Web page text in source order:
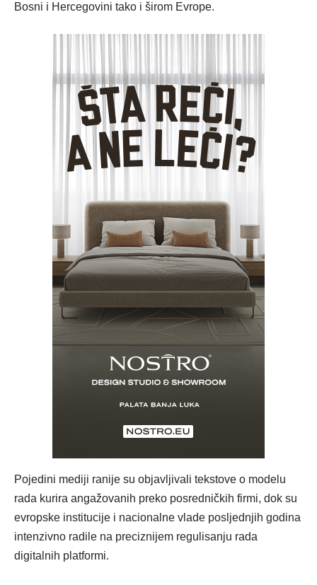
Bosni i Hercegovini tako i širom Evrope.
Pojedini mediji ranije su objavljivali tekstove o modelu
rada kurira angažovanih preko posredničkih firmi, dok su
evropske institucije i nacionalne vlade posljednjih godina
intenzivno radile na preciznijem regulisanju rada
digitalnih platformi.